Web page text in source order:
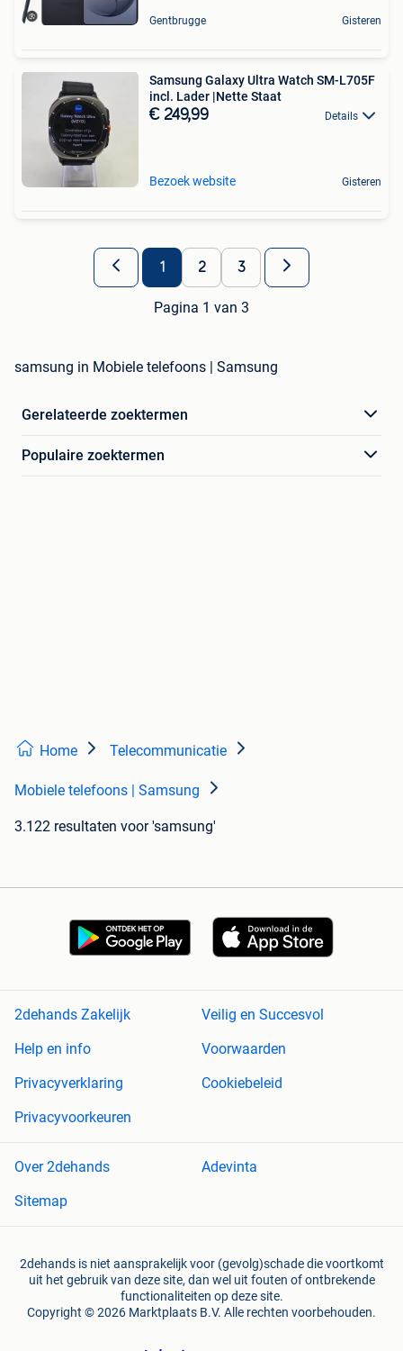
Gentbrugge Gisteren
Samsung Galaxy Ultra Watch SM-L705F
incl. Lader |Nette Staat
€ 249,99 Details
Bezoek website Gisteren
1 2 3
Pagina 1 van 3
samsung in Mobiele telefoons | Samsung
Gerelateerde zoektermen
Populaire zoektermen
Home Telecommunicatie
Mobiele telefoons | Samsung
3.122 resultaten voor 'samsung'
2dehands Zakelijk
Veilig en Succesvol
Help en info
Voorwaarden
Privacyverklaring
Cookiebeleid
Privacyvoorkeuren
Over 2dehands
Adevinta
Sitemap
2dehands is niet aansprakelijk voor (gevolg)schade die voortkomt
uit het gebruik van deze site, dan wel uit fouten of ontbrekende
functionaliteiten op deze site.
Copyright © 2026 Marktplaats B.V. Alle rechten voorbehouden.